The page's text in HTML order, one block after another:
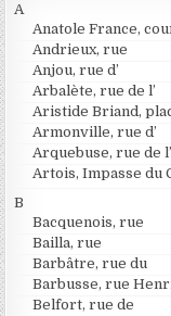
A
Anatole France,
Andrieux, rue
Anjou, rue d’
Arbalète, rue de l’
Aristide Briand,
Armonville, rue d’
Arquebuse, rue de l’
Artois, Impasse du
B
Bacquenois, rue
Bailla, rue
Barbâtre, rue du
Barbusse, rue
Belfort, rue de